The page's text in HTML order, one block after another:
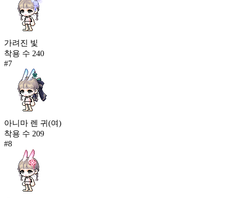
가려진 빛
착용 수 240
#7
아니마 렌 귀(여)
착용 수 209
#8